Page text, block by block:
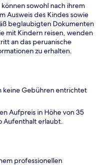
sowohl nach ihrem
Ausweis des Kindes sowie
beglaubigten Dokumenten
mit Kindern reisen, wenden
an das peruanische
zu erhalten.
keine Gebühren entrichtet
Aufpreis in Höhe von 35
Aufenthalt erlaubt.
professionellen